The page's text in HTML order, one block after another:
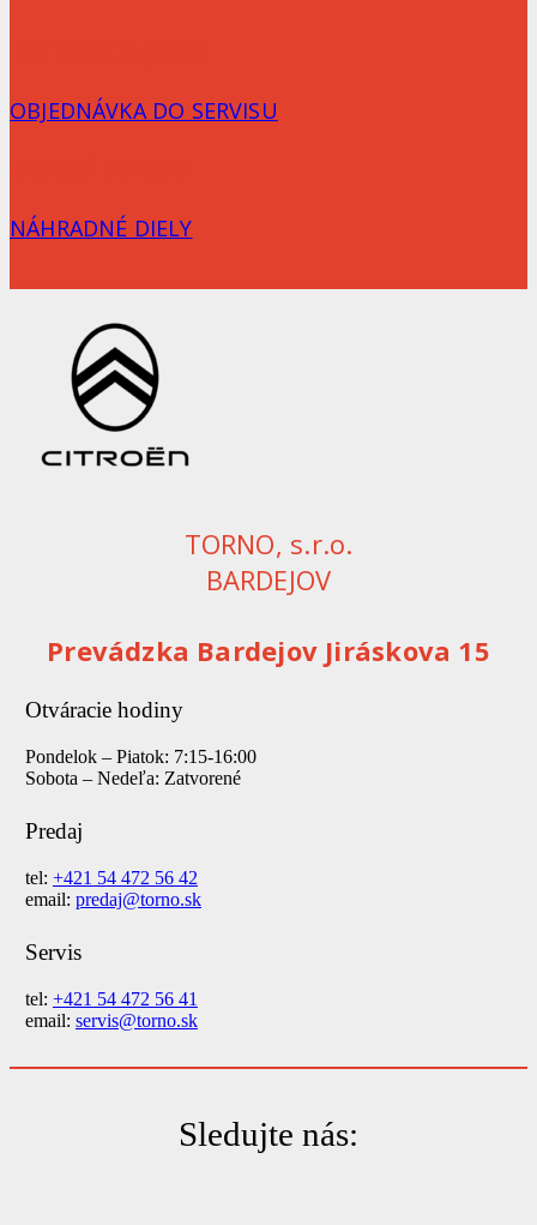
OBJEDNÁVKA DO SERVISU
NÁHRADNÉ DIELY
TORNO, s.r.o.
BARDEJOV
Prevádzka Bardejov Jiráskova 15
Otváracie hodiny
Pondelok – Piatok: 7:15-16:00
Sobota – Nedeľa: Zatvorené
Predaj
tel: +421 54 472 56 42
email: predaj@torno.sk
Servis
tel: +421 54 472 56 41
email: servis@torno.sk
Sledujte nás: